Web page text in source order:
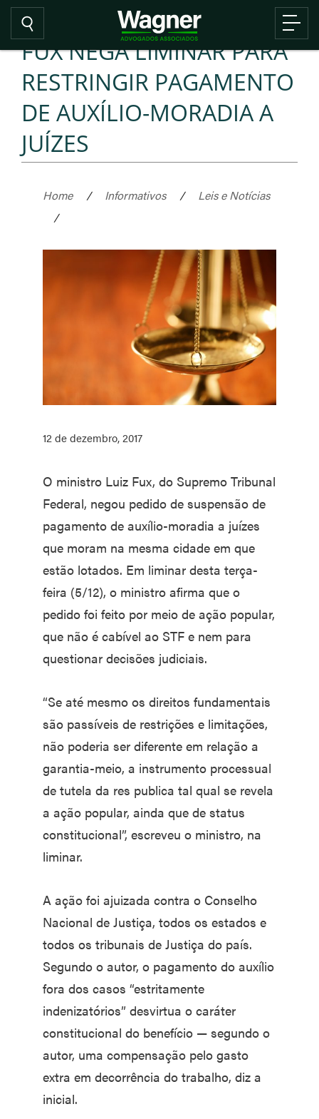
FUX NEGA LIMINAR PARA
RESTRINGIR PAGAMENTO
DE AUXÍLIO-MORADIA A
JUÍZES
Home / Informativos /
Leis e Notícias
/
12 de dezembro, 2017
O ministro Luiz Fux, do Supremo Tribunal
Federal, negou pedido de suspensão de
pagamento de auxílio-moradia a juízes
que moram na mesma cidade em que
estão lotados. Em liminar desta terça-
feira (5/12), o ministro afirma que o
pedido foi feito por meio de ação popular,
que não é cabível ao STF e nem para
questionar decisões judiciais.
“Se até mesmo os direitos fundamentais
são passíveis de restrições e limitações,
não poderia ser diferente em relação a
garantia-meio, a instrumento processual
de tutela da res publica tal qual se revela
a ação popular, ainda que de status
constitucional”, escreveu o ministro, na
liminar.
A ação foi ajuizada contra o Conselho
Nacional de Justiça, todos os estados e
todos os tribunais de Justiça do país.
Segundo o autor, o pagamento do auxílio
fora dos casos “estritamente
indenizatórios” desvirtua o caráter
constitucional do benefício — segundo o
autor, uma compensação pelo gasto
extra em decorrência do trabalho, diz a
inicial.